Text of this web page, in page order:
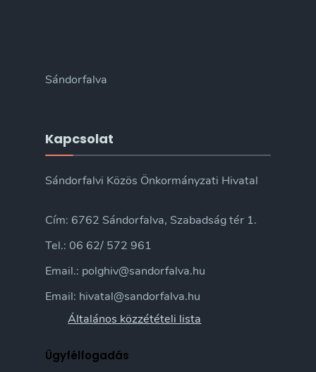
Sándorfalva
Kapcsolat
Sándorfalvi Közös Önkormányzati Hivatal
Cím: 6762 Sándorfalva, Szabadság tér 1.
Tel.: 06 62/ 572 961
Email.: polghiv@sandorfalva.hu
Email: hivatal@sandorfalva.hu
Általános közzétételi lista
Ügyfélfogadás